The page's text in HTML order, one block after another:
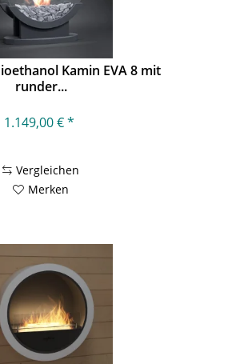
Kamin EVA 8 mit
runder...
1.149,00 € *
Vergleichen
Merken